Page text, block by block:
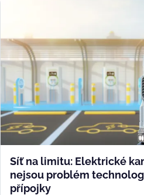
Síť na limitu: Elektrické
nejsou problém
přípojky